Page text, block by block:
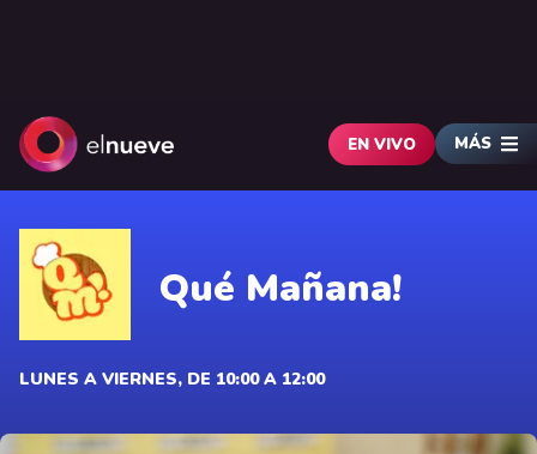
EN VIVO MÁS
Qué Mañana!
LUNES A VIERNES, DE 10:00 A 12:00